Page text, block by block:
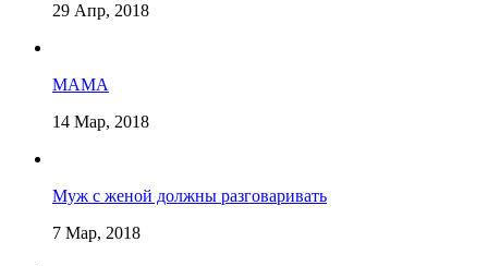
29 Апр, 2018
МАМА
14 Мар, 2018
Муж с женой должны разговаривать
7 Мар, 2018